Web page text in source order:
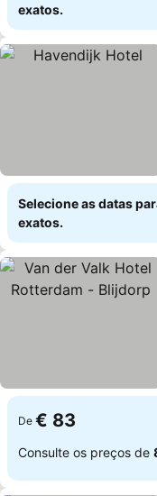
exatos.
Selecione as datas
exatos.
De € 83
Consulte os preços de